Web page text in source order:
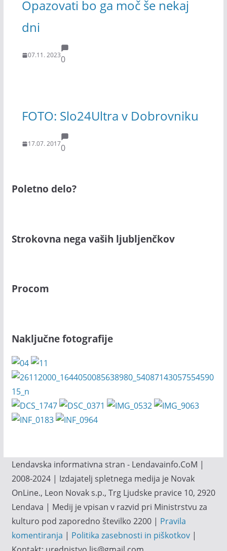
Opazovati bo ga moč še nekaj
dni
07.11. 20230
FOTO: Slo24Ultra v Dobrovniku
17.07. 20170
Poletno delo?
Strokovna nega vaših ljubljenčkov
Procom
Naključne fotografije
Lendavska informativna stran - Lendavainfo.CoM |
2008-2024 | Izdajatelj spletnega medija je Novak
OnLine., Leon Novak s.p., Trg Ljudske pravice 10, 2920
Lendava | Medij je vpisan v razvid pri Ministrstvu za
kulturo pod zaporedno številko 2200 | Pravila
komentiranja | Politika zasebnosti in piškotkov|